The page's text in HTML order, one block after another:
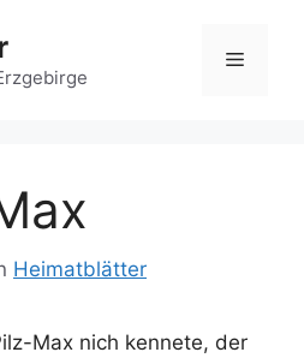
Menü
Heimatblätter
Max nich kennete, der